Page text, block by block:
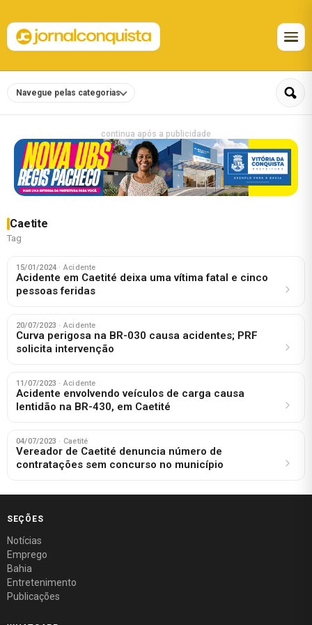
Navegue pelas categorias
continua após a publicidade
Caetite
Tag
15/01/2024 · Acidente
Acidente em Caetité deixa uma vítima fatal e cinco
pessoas feridas
20/07/2023 · Acidente
Curva perigosa na BR-030 causa acidentes; PRF
solicita intervenção
11/07/2023 · Acidente
Acidente envolvendo veículos de carga causa
lentidão na BR-430, em Caetité
04/07/2023 · Caetité
Vereador de Caetité denuncia número de
contratações sem concurso no município
SEÇÕES
Notícias
Emprego
Bahia
Entretenimento
Publicações